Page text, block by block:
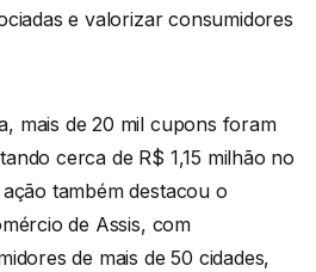
e valorizar consumidores
mais de 20 mil cupons foram
cerca de R$ 1,15 milhão no
também destacou o
de Assis, com
de mais de 50 cidades,